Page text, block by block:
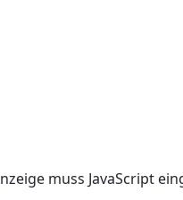
muss JavaScript